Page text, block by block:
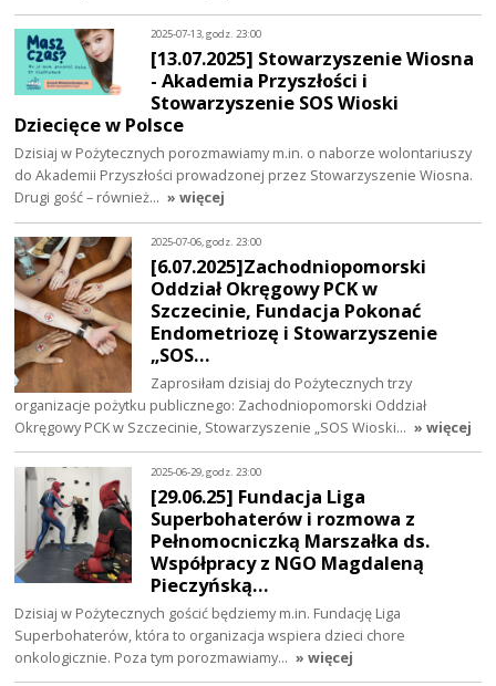
2025-07-13, godz. 23:00
[13.07.2025] Stowarzyszenie Wiosna
- Akademia Przyszłości i
Stowarzyszenie SOS Wioski
Dziecięce w Polsce
Dzisiaj w Pożytecznych porozmawiamy m.in. o naborze wolontariuszy
do Akademii Przyszłości prowadzonej przez Stowarzyszenie Wiosna.
Drugi gość – również… » więcej
2025-07-06, godz. 23:00
[6.07.2025]Zachodniopomorski
Oddział Okręgowy PCK w
Szczecinie, Fundacja Pokonać
Endometriozę i Stowarzyszenie
„SOS…
Zaprosiłam dzisiaj do Pożytecznych trzy
organizacje pożytku publicznego: Zachodniopomorski Oddział
Okręgowy PCK w Szczecinie, Stowarzyszenie „SOS Wioski… » więcej
2025-06-29, godz. 23:00
[29.06.25] Fundacja Liga
Superbohaterów i rozmowa z
Pełnomocniczką Marszałka ds.
Współpracy z NGO Magdaleną
Pieczyńską…
Dzisiaj w Pożytecznych gościć będziemy m.in. Fundację Liga
Superbohaterów, która to organizacja wspiera dzieci chore
onkologicznie. Poza tym porozmawiamy… » więcej